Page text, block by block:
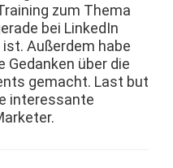
zum The­ma
bei LinkedIn
Außer­dem habe
Gedanken über die
gemacht. Last but
inter­es­sante